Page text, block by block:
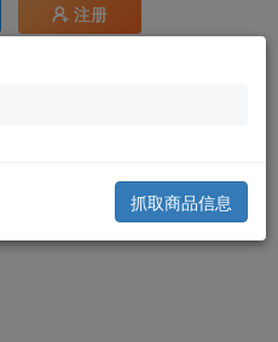
注册
抓取商品信息